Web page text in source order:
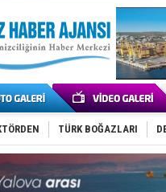
TÜRK BOĞAZLARI